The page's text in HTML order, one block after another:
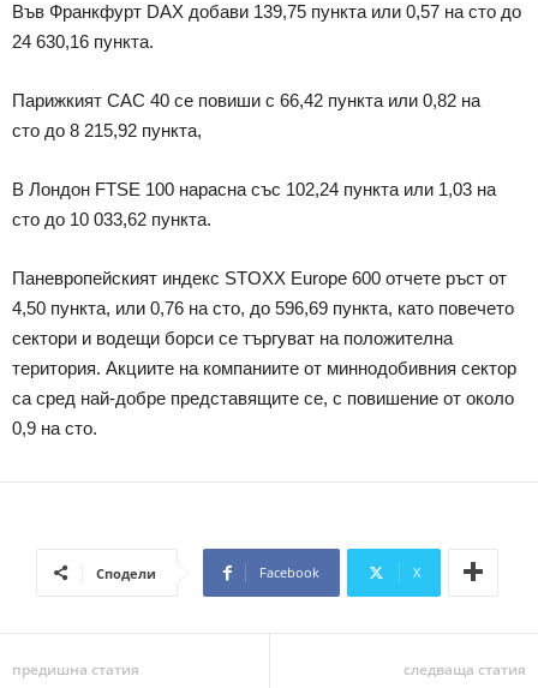
Във Франкфурт DAX добави 139,75 пункта или 0,57 на сто до
24 630,16 пункта.
Парижкият CAC 40 се повиши с 66,42 пункта или 0,82 на
сто до 8 215,92 пункта,
В Лондон FTSE 100 нарасна със 102,24 пункта или 1,03 на
сто до 10 033,62 пункта.
Паневропейският индекс STOXX Europe 600 отчете ръст от
4,50 пункта, или 0,76 на сто, до 596,69 пункта, като повечето
сектори и водещи борси се търгуват на положителна
територия. Акциите на компаниите от миннодобивния сектор
са сред най-добре представящите се, с повишение от около
0,9 на сто.
Сподели Facebook X
предишна статия следваща статия